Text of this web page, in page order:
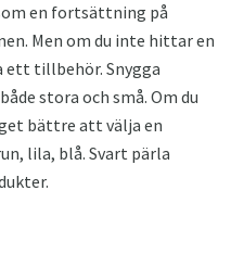
en fortsättning på
Men om du inte hittar en
ett tillbehör. Snygga
stora och små. Om du
bättre att välja en
lila, blå. Svart pärla